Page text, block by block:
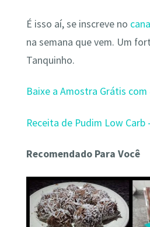
É isso aí, se inscreve no
na semana que vem. Um
Tanquinho.
Baixe a Amostra Grátis com
Receita de Pudim Low Carb
Recomendado Para Você